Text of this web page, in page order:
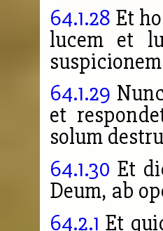
64.1.28 Et
lucem et
64.1.29
et
solum
64.1.30 Et
Deum, ab
64.2.1 Et